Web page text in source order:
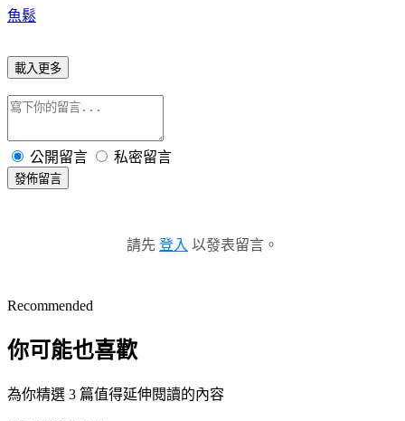
魚鬆
載入更多
公開留言 私密留言
發佈留言
請先 登入 以發表留言。
Recommended
你可能也喜歡
為你精選 3 篇值得延伸閱讀的內容